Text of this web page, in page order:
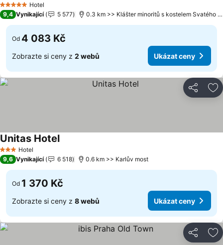
5 Počet hvězdiček
Hotel
9,4 Vynikající 5 577 0.3 km >> Klášter minoritů s kostelem Svatého Jakuba Většího
Od 4 083 Kč
Zobrazte si ceny z 2 webů Ukázat ceny
Sdílet
3 Počet hvězdiček
Hotel
Unitas Hotel
9,6 Vynikající 6 518 0.6 km >> Karlův most
Od 1 370 Kč
Zobrazte si ceny z 8 webů Ukázat ceny
Sdílet